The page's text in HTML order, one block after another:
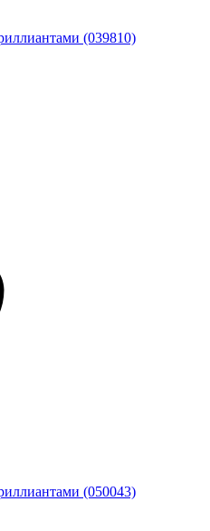
(039810)
(050043)